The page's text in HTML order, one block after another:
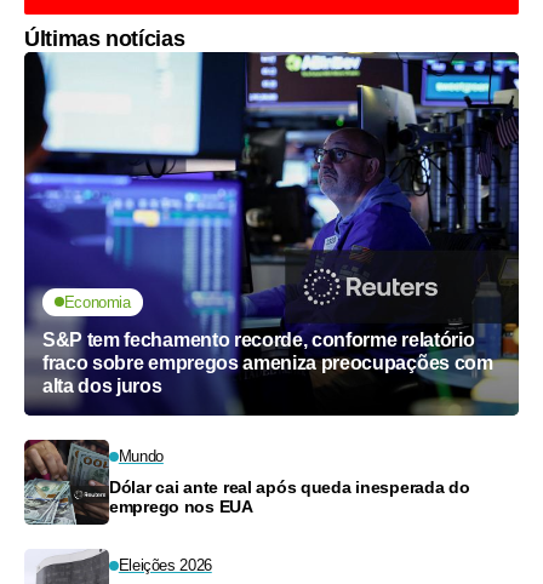
Últimas notícias
Economia
S&P tem fechamento recorde, conforme relatório
fraco sobre empregos ameniza preocupações com
alta dos juros
Mundo
Dólar cai ante real após queda inesperada do
emprego nos EUA
Eleições 2026